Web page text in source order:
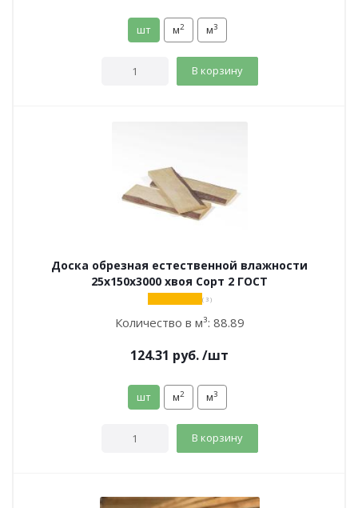
шт м2 м3
В корзину
Доска обрезная естественной влажности
25х150х3000 хвоя Сорт 2 ГОСТ
( 3 )
Количество в м³: 88.89
124.31 руб./шт
шт м2 м3
В корзину